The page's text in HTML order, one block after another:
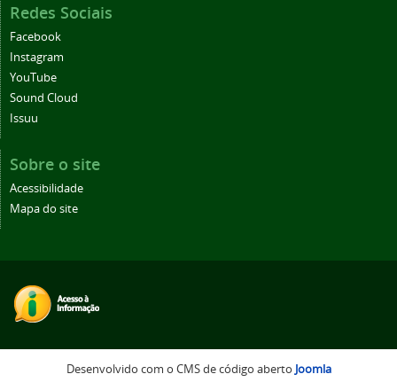
Redes Sociais
Facebook
Instagram
YouTube
Sound Cloud
Issuu
Sobre o site
Acessibilidade
Mapa do site
Desenvolvido com o CMS de código aberto Joomla